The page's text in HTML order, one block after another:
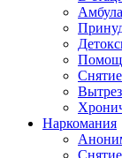
Наркомания